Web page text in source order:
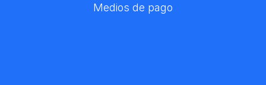
Medios de pago